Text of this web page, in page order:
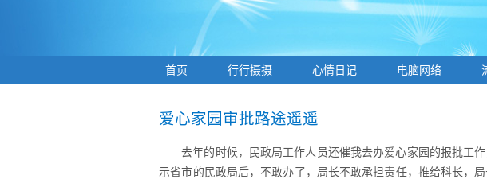
首页 行行摄摄 心情日记 电脑网络
爱心家园审批路途遥遥
去年的时候，民政局工作人员还催我去办爱心家园的报批工
示省市的民政局后，不敢办了，局长不敢承担责任，推给科长，